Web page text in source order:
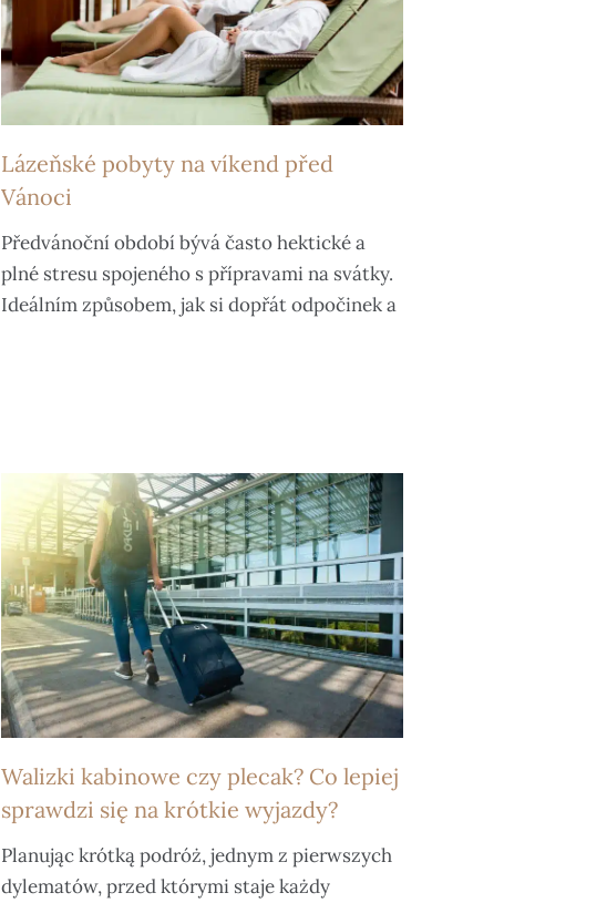
Lázeňské pobyty na víkend před
Vánoci
Předvánoční období bývá často hektické a
plné stresu spojeného s přípravami na svátky.
Ideálním způsobem, jak si dopřát odpočinek a
Walizki kabinowe czy plecak? Co lepiej
sprawdzi się na krótkie wyjazdy?
Planując krótką podróż, jednym z pierwszych
dylematów, przed którymi staje każdy